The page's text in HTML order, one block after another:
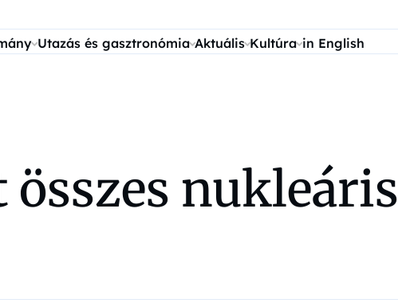
Utazás és gasztronómia Aktuális Kultúra in English
összes nukleáris